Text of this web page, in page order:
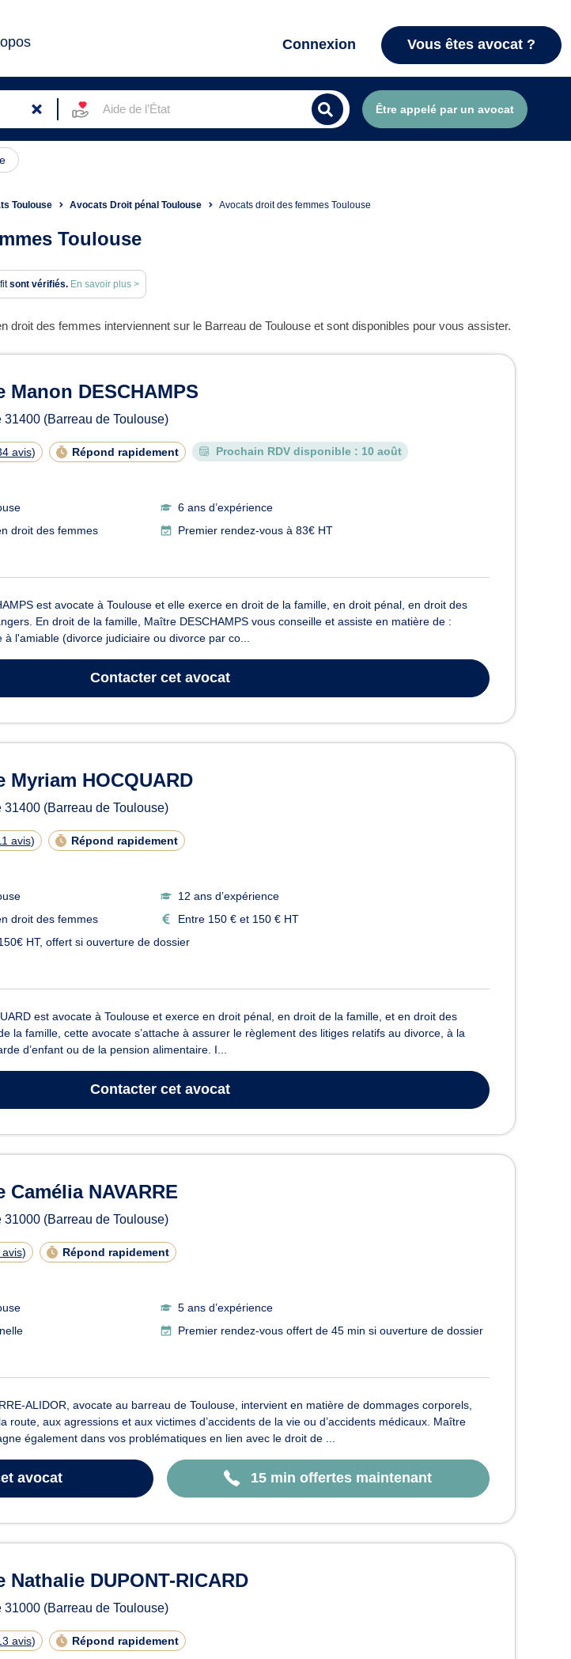
Connexion Vous êtes avocat ?
Aide de l’État Être appelé par un avocat
Toulouse Avocats Droit pénal Toulouse Avocats droit des femmes Toulouse
Toulouse
sont vérifiés. En savoir plus >
droit des femmes interviennent sur le Barreau de Toulouse et sont disponibles pour vous assister.
femmes à Toulouse
Manon DESCHAMPS
31400 (Barreau de Toulouse)
avis) Répond rapidement Prochain RDV disponible : 10 août
6 ans d’expérience
droit des femmes
Premier rendez-vous à 83€ HT
est avocate à Toulouse et elle exerce en droit de la famille, en droit pénal, en droit des
En droit de la famille, Maître DESCHAMPS vous conseille et assiste en matière de :
l'amiable (divorce judiciaire ou divorce par co...
Contacter cet avocat
Myriam HOCQUARD
31400 (Barreau de Toulouse)
avis) Répond rapidement
12 ans d’expérience
droit des femmes
Entre 150 € et 150 € HT
HT, offert si ouverture de dossier
est avocate à Toulouse et exerce en droit pénal, en droit de la famille, et en droit des
la famille, cette avocate s’attache à assurer le règlement des litiges relatifs au divorce, à la
d’enfant ou de la pension alimentaire. I...
Contacter cet avocat
Camélia NAVARRE
31000 (Barreau de Toulouse)
) Répond rapidement
5 ans d’expérience
Premier rendez-vous offert de 45 min si ouverture de dossier
ALIDOR, avocate au barreau de Toulouse, intervient en matière de dommages corporels,
route, aux agressions et aux victimes d’accidents de la vie ou d’accidents médicaux. Maître
également dans vos problématiques en lien avec le droit de ...
avocat 15 min offertes maintenant
Nathalie DUPONT-RICARD
31000 (Barreau de Toulouse)
avis) Répond rapidement